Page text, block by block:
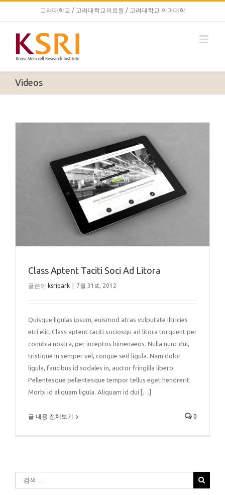
고려대학교 / 고려대학교의료원 / 고려대학교 의과대학
Videos
Class Aptent Taciti Soci Ad Litora
글쓴이 ksripark 7월 31st, 2012
Quisque ligulas ipsum, euismod atras vulputate iltricies
etri elit. Class aptent taciti sociosqu ad litora torquent per
conubia nostra, per inceptos himenaeos. Nulla nunc dui,
tristique in semper vel, congue sed ligula. Nam dolor
ligula, faucibus id sodales in, auctor fringilla libero.
Pellentesque pellentesque tempor tellus eget hendrerit.
Morbi id aliquam ligula. Aliquam id dui […]
글 내용 전체보기 0